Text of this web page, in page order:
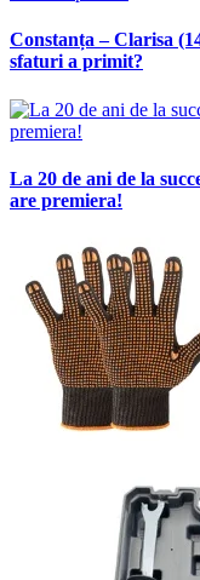
Constanța – Clarisa
sfaturi a primit?
La 20 de ani de la
are premiera!